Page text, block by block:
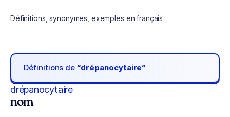
Définitions, synonymes, exemples en français
Définitions de “drépanocytaire“
drépanocytaire
nom